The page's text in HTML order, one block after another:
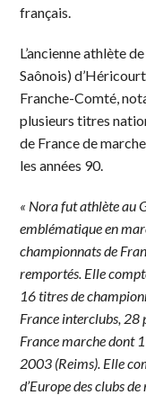
français.
L’ancienne athlète
Saônois)
Franche-Comté,
plusieurs titres
de France de
les années 90.
« Nora fut athlète au
emblématique en
championnats de
remportés. Elle
16 titres de
France interclubs, 28
France marche dont
2003 (Reims). Elle
d’Europe des clubs